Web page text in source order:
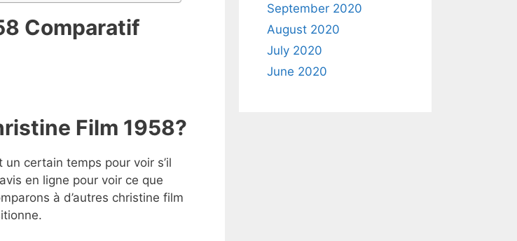
Comparatif
Film 1958?
certain temps pour voir s’il
en ligne pour voir ce que
à d’autres christine film
September 2020
August 2020
July 2020
June 2020